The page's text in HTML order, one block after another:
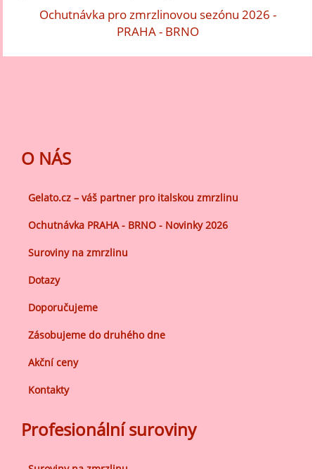
Ochutnávka pro zmrzlinovou sezónu 2026 -
PRAHA - BRNO
O NÁS
Gelato.cz – váš partner pro italskou zmrzlinu
Ochutnávka PRAHA - BRNO - Novinky 2026
Suroviny na zmrzlinu
Dotazy
Doporučujeme
Zásobujeme do druhého dne
Akční ceny
Kontakty
Profesionální suroviny